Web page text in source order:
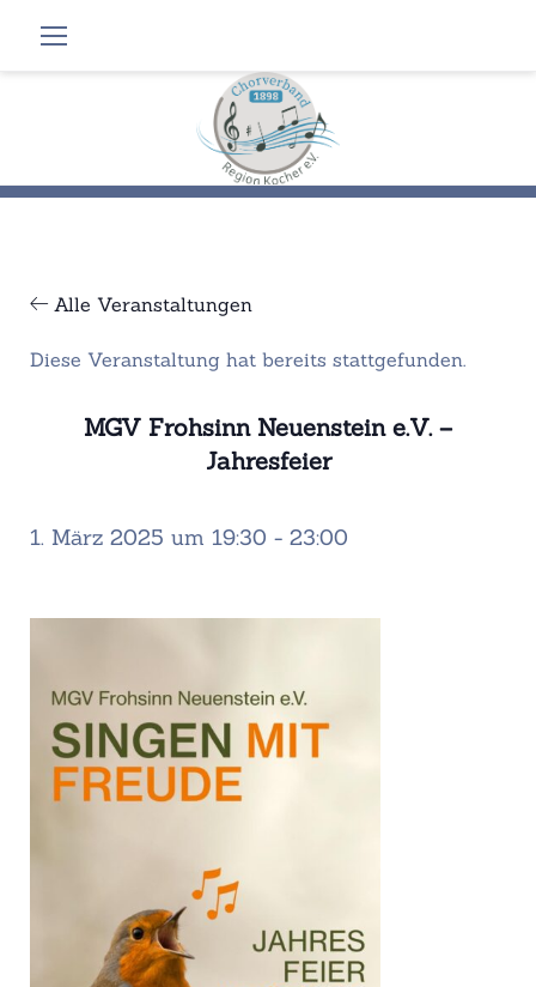
Inhalt
Alle Veranstaltungen
Diese Veranstaltung hat bereits stattgefunden.
MGV Frohsinn Neuenstein e.V. –
Jahresfeier
1. März 2025 um 19:30 - 23:00